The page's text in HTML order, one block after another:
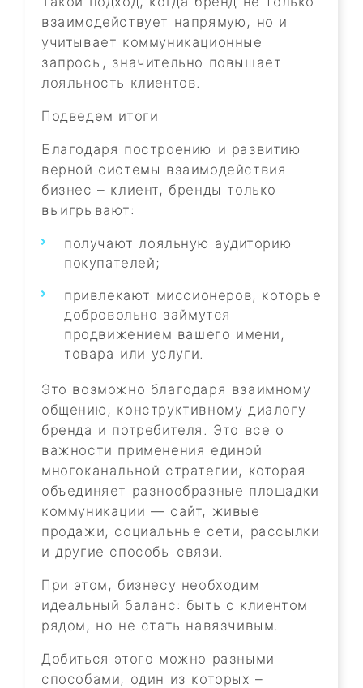
взаимодействует напрямую, но и
учитывает коммуникационные
запросы, значительно повышает
лояльность клиентов.
Подведем итоги
Благодаря построению и развитию
верной системы взаимодействия
бизнес – клиент, бренды только
выигрывают:
получают лояльную аудиторию
покупателей;
привлекают миссионеров, которые
добровольно займутся
продвижением вашего имени,
товара или услуги.
Это возможно благодаря взаимному
общению, конструктивному диалогу
бренда и потребителя. Это все о
важности применения единой
многоканальной стратегии, которая
объединяет разнообразные площадки
коммуникации — сайт, живые
продажи, социальные сети, рассылки
и другие способы связи.
При этом, бизнесу необходим
идеальный баланс: быть с клиентом
рядом, но не стать навязчивым.
Добиться этого можно разными
способами, один из которых –